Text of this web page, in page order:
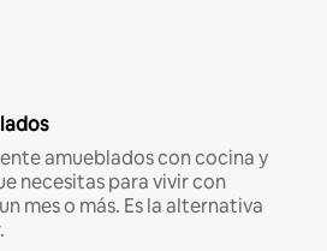
amueblados con cocina y
necesitas para vivir con
mes o más. Es la alternativa